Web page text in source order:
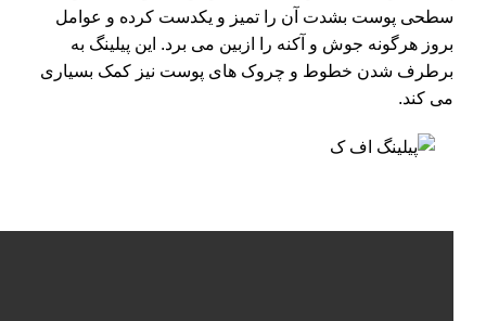
سطحی پوست بشدت آن را تمیز و یکدست کرده و عوامل
بروز هرگونه جوش و آکنه را ازبین می برد. این پیلینگ به
برطرف شدن خطوط و چروک های پوست نیز کمک بسیاری
می کند.